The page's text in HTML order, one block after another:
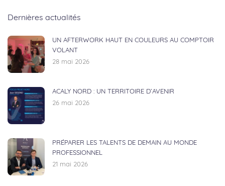
Dernières actualités
UN AFTERWORK HAUT EN COULEURS AU COMPTOIR
VOLANT
28 mai 2026
ACALY NORD : UN TERRITOIRE D’AVENIR
26 mai 2026
PRÉPARER LES TALENTS DE DEMAIN AU MONDE
PROFESSIONNEL
21 mai 2026